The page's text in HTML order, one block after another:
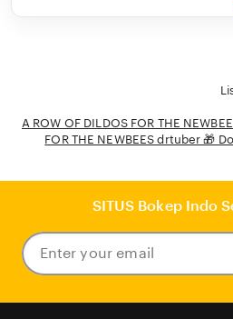
A ROW OF DILDOS FOR THE
FOR THE NEWBEES drtuber 🎁
SITUS Bokep Indo
Enter
your